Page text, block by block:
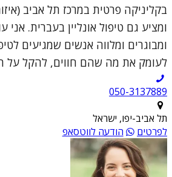
בקליניקה פרטית במרכז תל אביב
ומציע גם טיפול אונליין בעברית.
ומבוגרים ומלווה אנשים שמגיעים
לעומק את מה שהם חווים, להקל על
050-3137889
תל אביב-יפו, ישראל
לפרטים
הודעה לווטסאפ